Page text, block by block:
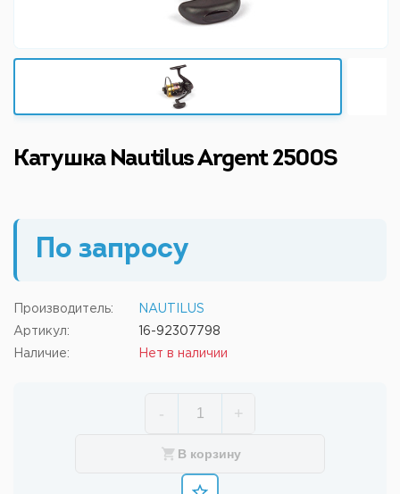
Катушка Nautilus Argent 2500S
По запросу
Производитель: NAUTILUS
Артикул: 16-92307798
Наличие: Нет в наличии
- +
В корзину